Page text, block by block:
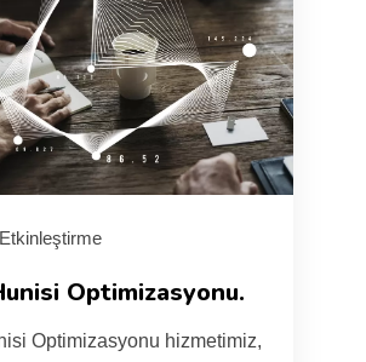
Optimizasyonu.
Optimizasyonu hizmetimiz,